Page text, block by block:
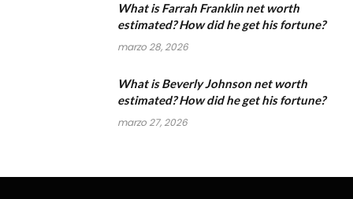
What is Farrah Franklin net worth
estimated? How did he get his fortune?
marzo 28, 2026
What is Beverly Johnson net worth
estimated? How did he get his fortune?
marzo 27, 2026